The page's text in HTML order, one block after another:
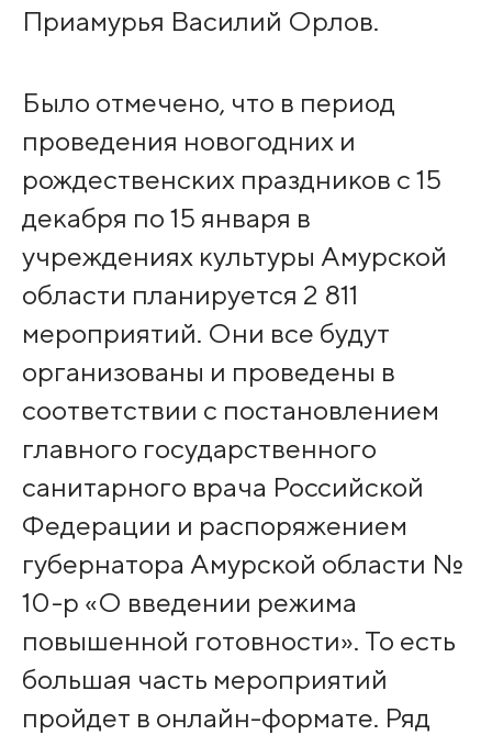
Приамурья Василий Орлов.
Было отмечено, что в период
проведения новогодних и
рождественских праздников с 15
декабря по 15 января в
учреждениях культуры Амурской
области планируется 2 811
мероприятий. Они все будут
организованы и проведены в
соответствии с постановлением
главного государственного
санитарного врача Российской
Федерации и распоряжением
губернатора Амурской области №
10-р «О введении режима
повышенной готовности». То есть
большая часть мероприятий
пройдет в онлайн-формате. Ряд